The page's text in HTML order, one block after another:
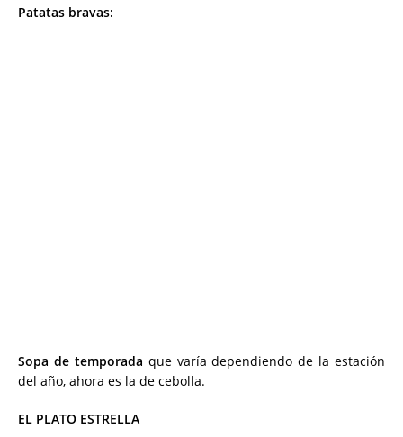
Patatas bravas:
Sopa de temporada que varía dependiendo de la estación
del año, ahora es la de cebolla.
EL PLATO ESTRELLA